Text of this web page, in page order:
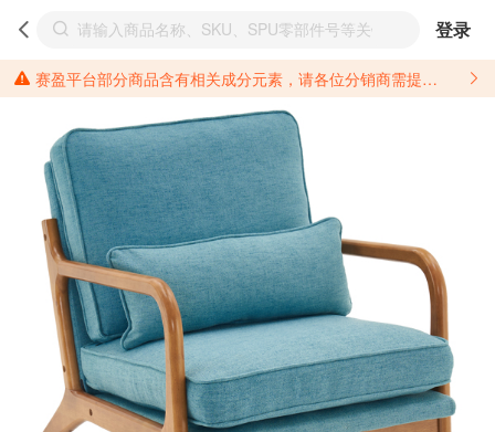
登录
赛盈平台部分商品含有相关成分元素，请各位分销商需提前了解产品材质情况，并针对其做好相关的风险把控，以免造成不必要的损失。 *美国加州65法案进一步规定了对于仅包含致癌物质，仅包含致生殖毒性物质，同时包含致癌物质和致生殖毒性物质，亦或是包含某一物质即为致癌物质又为致生殖毒性物质的产品的警示标语要求。 *新法案提供的警示标语修订并不是强制实施的，其只是避免昂贵诉讼的一种有效的方法。只要企业在保证其使用的另外的警示标语是“清晰和合理”并符合加州65法案要求的，那也是可以被接受的。*请充分了解第三方销售平台对商品上架规要求，并根据对应平台规则调整相关商品信息后进行上架，以免造成您不必要损失。 汽配产品上架注意事项： 不同第三方平台对于适配车型等信息的填写要求各有不同。例如：亚马逊明确禁止在产品标题、卖点和描述中直接使用适配车型的年份、品牌和型号信息；请您仔细研究并熟悉所销售平台关于汽配产品上架销售的具体规则，如果因上架的汽配产品信息填写不符合所销售平台要求，产生违规/侵权等问题所造成的损失需您自行承担。